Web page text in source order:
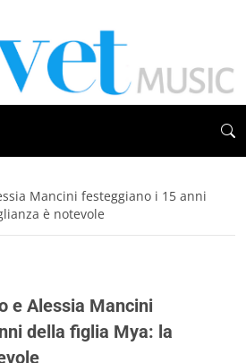
Mancini festeggiano i 15 anni
è notevole
e Alessia Mancini
della figlia Mya: la